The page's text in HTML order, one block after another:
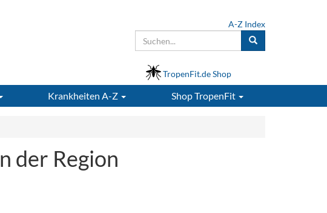
A-Z Index
TropenFit.de Shop
Krankheiten A-Z ShopTropenFit
der Region